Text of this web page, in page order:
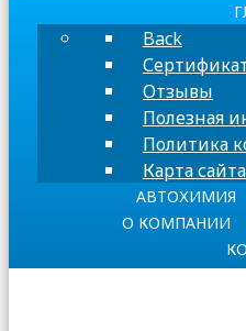
Back
Отзывы
Полезная
Политика
Карта сайта
АВТОХИМИЯ
О КОМПАНИИ